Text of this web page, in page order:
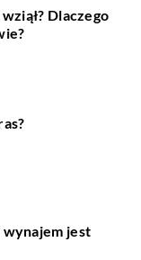
Dlaczego
wynajem jest